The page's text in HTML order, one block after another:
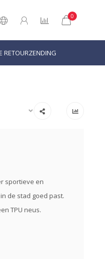
0
RETOURZENDING
sportieve en
de stad goed past.
TPU neus.